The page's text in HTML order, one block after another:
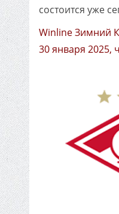
состоится уже
Winline Зимний
30 января 2025,